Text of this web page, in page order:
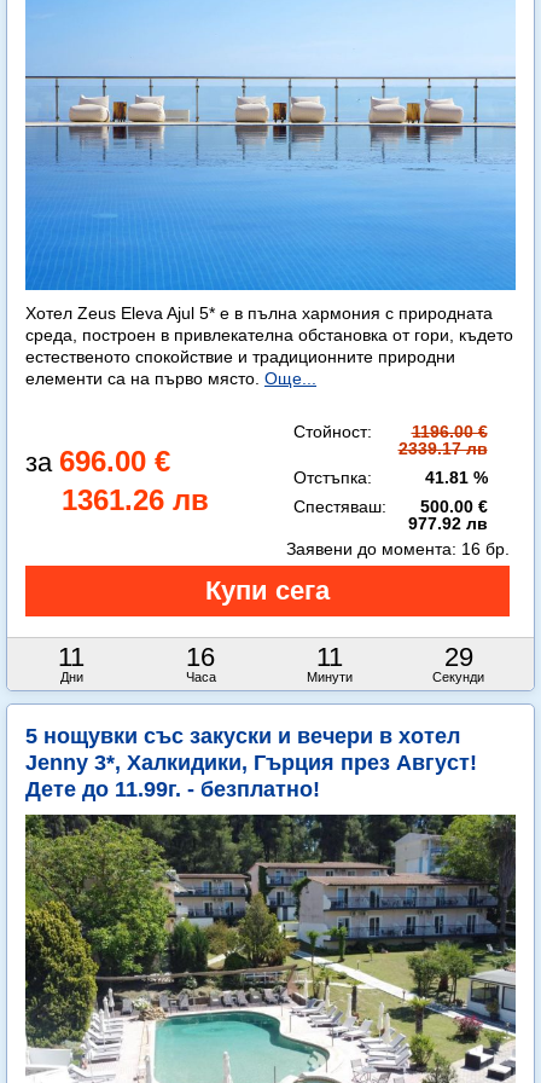
Хотел Zeus Eleva Ajul 5* е в пълна хармония с природната
среда, построен в привлекателна обстановка от гори, където
естественото спокойствие и традиционните природни
елементи са на първо място. Още...
696.00 €
1361.26 лв
Стойност:
1196.00 €
2339.17 лв
Отстъпка:
41.81 %
Спестяваш:
500.00 €
977.92 лв
11
Дни
16
Часа
11
Минути
28
Секунди
Заявени до момента: 16 бр.
5 нощувки със закуски и вечери в хотел
Jenny 3*, Халкидики, Гърция през Август!
Дете до 11.99г. - безплатно!